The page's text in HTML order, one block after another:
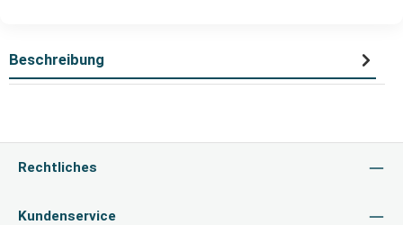
Beschreibung
Rechtliches
Kundenservice